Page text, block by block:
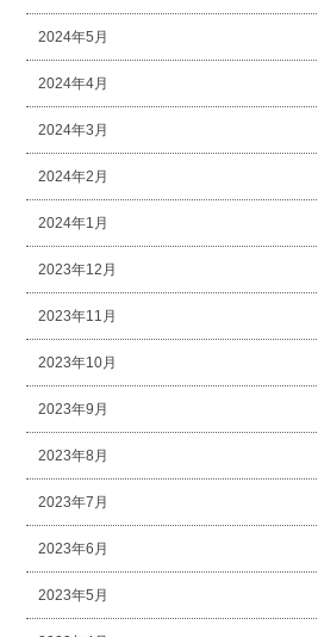
2024年5月
2024年4月
2024年3月
2024年2月
2024年1月
2023年12月
2023年11月
2023年10月
2023年9月
2023年8月
2023年7月
2023年6月
2023年5月